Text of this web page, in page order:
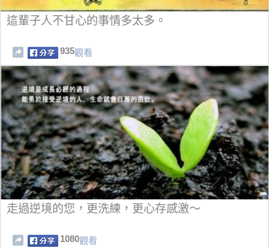
這輩子人不甘心的事情多太多。
935觀看
走過逆境的您，更洗練，更心存感激～
1080觀看